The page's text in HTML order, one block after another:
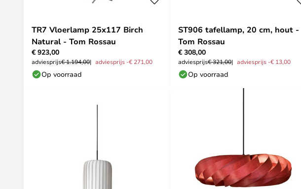
TR7 Vloerlamp 25x117 Birch
Natural - Tom Rossau
€ 923,00
adviesprijs€ 1.194,00 adviesprijs -€ 271,00
Op voorraad
ST906 tafellamp, 20 cm, hout -
Tom Rossau
€ 308,00
adviesprijs€ 321,00 adviesprijs -€ 13,00
Op voorraad